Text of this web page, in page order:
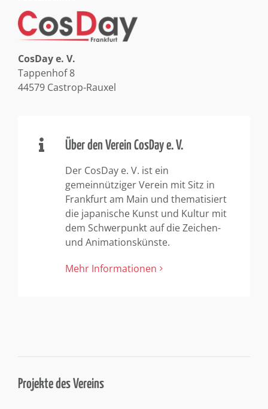
CosDay e. V.
Tappenhof 8
44579 Castrop-Rauxel
Über den Verein CosDay e. V.
Der CosDay e. V. ist ein
gemeinnütziger Verein mit Sitz in
Frankfurt am Main und thematisiert
die japanische Kunst und Kultur mit
dem Schwerpunkt auf die Zeichen-
und Animationskünste.
Mehr Informationen
Projekte des Vereins